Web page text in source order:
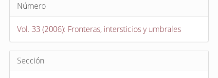
Número
Vol. 33 (2006): Fronteras, intersticios y umbrales
Sección